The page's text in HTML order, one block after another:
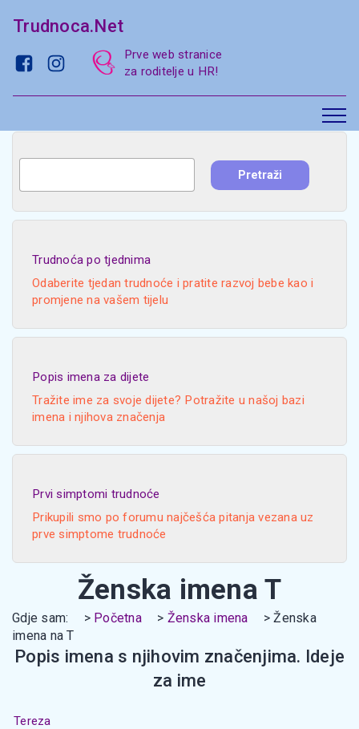
Trudnoca.Net
Prve web stranice
za roditelje u HR!
Trudnoća po tjednima
Odaberite tjedan trudnoće i pratite razvoj bebe kao i
promjene na vašem tijelu
Popis imena za dijete
Tražite ime za svoje dijete? Potražite u našoj bazi
imena i njihova značenja
Prvi simptomi trudnoće
Prikupili smo po forumu najčešća pitanja vezana uz
prve simptome trudnoće
Ženska imena T
Gdje sam: Početna Ženska imena
Ženska
imena na T
Popis imena s njihovim značenjima. Ideje
za ime
Tereza